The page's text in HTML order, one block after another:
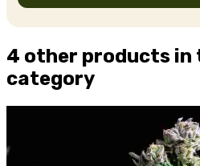
4 other products in
category